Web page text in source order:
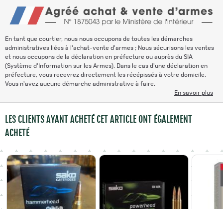
En tant que courtier, nous nous occupons de toutes les démarches
administratives liées à l'achat-vente d'armes ; Nous sécurisons les ventes
et nous occupons de la déclaration en préfecture ou auprès du SIA
(Système d'Information sur les Armes). Dans le cas d'une déclaration en
préfecture, vous recevrez directement les récépissés à votre domicile.
Vous n'avez aucune démarche administrative à faire.
En savoir plus
LES CLIENTS AYANT ACHETÉ CET ARTICLE ONT ÉGALEMENT
ACHETÉ